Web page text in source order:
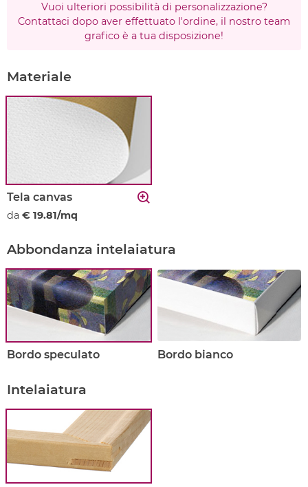
Vuoi ulteriori possibilità di personalizzazione?
Contattaci dopo aver effettuato l'ordine, il nostro team
grafico è a tua disposizione!
Materiale
Tela canvas
da € 19.81/mq
Abbondanza intelaiatura
Bordo speculato Bordo bianco
Intelaiatura